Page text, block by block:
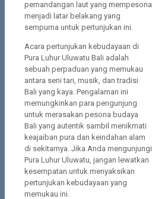
pemandangan laut yang mempesona
menjadi latar belakang yang
sempurna untuk pertunjukan ini.
Acara pertunjukan kebudayaan di
Pura Luhur Uluwatu Bali adalah
sebuah perpaduan yang memukau
antara seni tari, musik, dan tradisi
Bali yang kaya. Pengalaman ini
memungkinkan para pengunjung
untuk merasakan pesona budaya
Bali yang autentik sambil menikmati
keajaiban pura dan keindahan alam
di sekitarnya. Jika Anda mengunjungi
Pura Luhur Uluwatu, jangan lewatkan
kesempatan untuk menyaksikan
pertunjukan kebudayaan yang
memukau ini.